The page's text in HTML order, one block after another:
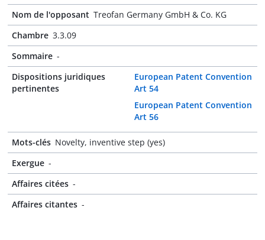
Nom de l'opposant Treofan Germany GmbH & Co. KG
Chambre 3.3.09
Sommaire -
Dispositions juridiques
pertinentes
European Patent Convention
Art 54
European Patent Convention
Art 56
Mots-clés Novelty, inventive step (yes)
Exergue -
Affaires citées -
Affaires citantes -